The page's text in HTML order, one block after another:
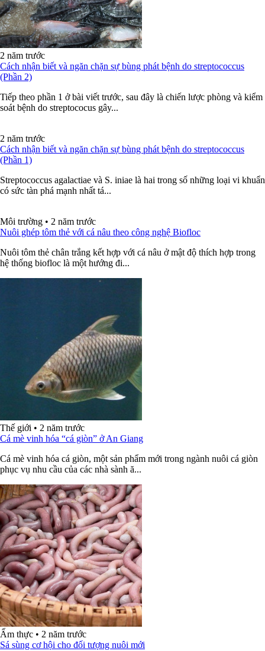
2 năm trước
Cách nhận biết và ngăn chặn sự bùng phát bệnh do streptococcus
(Phần 2)
Tiếp theo phần 1 ở bài viết trước, sau đây là chiến lược phòng và kiểm
soát bệnh do streptococus gây...
2 năm trước
Cách nhận biết và ngăn chặn sự bùng phát bệnh do streptococcus
(Phần 1)
Streptococcus agalactiae và S. iniae là hai trong số những loại vi khuẩn
có sức tàn phá mạnh nhất tá...
Môi trường • 2 năm trước
Nuôi ghép tôm thẻ với cá nâu theo công nghệ Biofloc
Nuôi tôm thẻ chân trắng kết hợp với cá nâu ở mật độ thích hợp trong
hệ thống biofloc là một hướng đi...
Thế giới • 2 năm trước
Cá mè vinh hóa “cá giòn” ở An Giang
Cá mè vinh hóa cá giòn, một sản phẩm mới trong ngành nuôi cá giòn
phục vụ nhu cầu của các nhà sành ă...
Ẩm thực • 2 năm trước
Sá sùng cơ hội cho đối tượng nuôi mới